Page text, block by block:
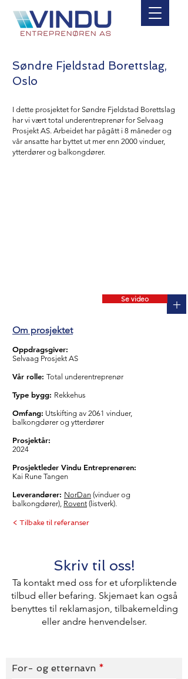
Søndre Fjeldstad Borettslag,
Oslo
I dette prosjektet for Søndre Fjeldstad Borettslag
har vi vært total underentreprenør for Selvaag
Prosjekt AS. Arbeidet har pågått i 8 måneder og
vår ansatte har byttet ut mer enn 2000 vinduer,
ytterdører og balkongdører.
+
Se video
Om prosjektet
Oppdragsgiver:
Selvaag Prosjekt AS
Vår rolle: Total underentreprenør
Type bygg: Rekkehus
Omfang: Utskifting av 2061 vinduer,
balkongdører og ytterdører
Prosjektår:
2024
Prosjektleder Vindu Entreprenøren:
Kai Rune Tangen
Leverandører: NorDan (vinduer og
balkongdører), Rovent (listverk).
< Tilbake til referanser
Skriv til oss!
Ta kontakt med oss for et uforpliktende
tilbud eller befaring. Skjemaet kan også
benyttes til reklamasjon, tilbakemelding
eller andre henvendelser.
For- og etternavn